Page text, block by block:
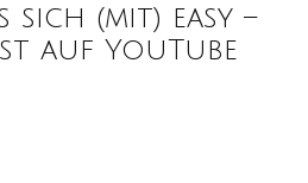
sich (mit) easy –
auf YouTube